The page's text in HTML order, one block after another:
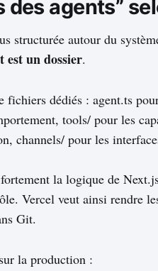
des agents”
structurée autour du
est un dossier.
fichiers dédiés : agent.ts
tools/ pour les
channels/ pour les
la logique de
Vercel veut ainsi rendre
Git.
la production :